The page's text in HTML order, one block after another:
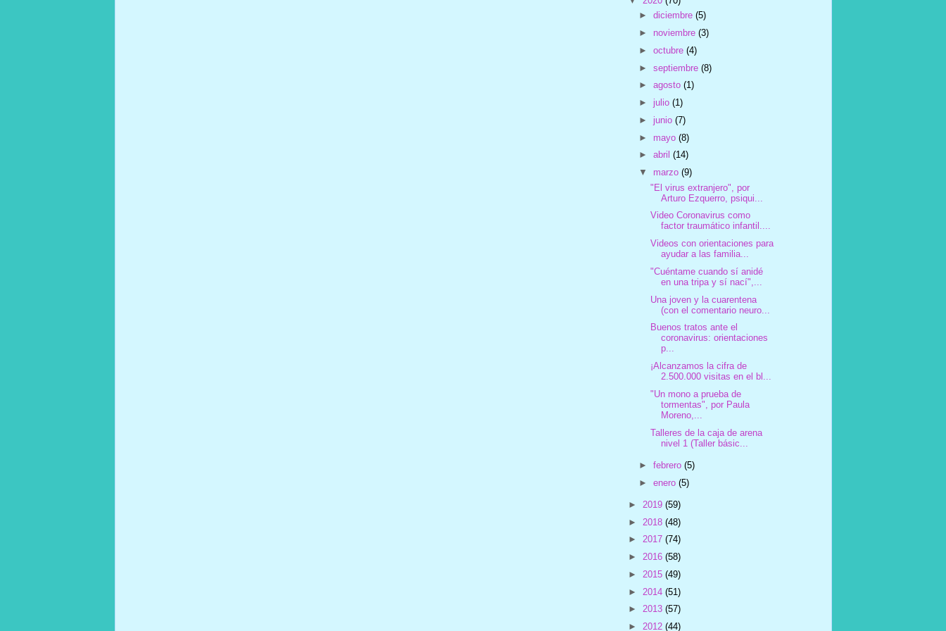
►diciembre(5)
► noviembre(3)
►octubre(4)
►septiembre(8)
►agosto(1)
►julio(1)
►junio(7)
► mayo(8)
►abril(14)
▼ marzo(9)
"El virus extranjero", por
Arturo Ezquerro, psiqui...
Video Coronavirus como
factor traumático infantil....
Videos con orientaciones para
ayudar a las familia...
"Cuéntame cuando sí anidé
en una tripa y sí nací",...
Una joven y la cuarentena
(con el comentario neuro...
Buenos tratos ante el
coronavirus: orientaciones
p...
¡Alcanzamos la cifra de
2.500.000 visitas en el bl...
"Un mono a prueba de
tormentas", por Paula
Moreno,...
Talleres de la caja de arena
nivel 1 (Taller básic...
►febrero(5)
►enero(5)
► 2019 (59)
► 2018 (48)
► 2017 (74)
► 2016 (58)
► 2015 (49)
► 2014 (51)
► 2013 (57)
► 2012 (44)